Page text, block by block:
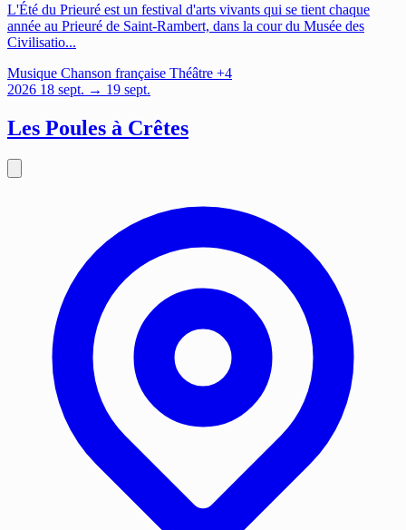
L'Été du Prieuré est un festival d'arts vivants qui se tient chaque
année au Prieuré de Saint-Rambert, dans la cour du Musée des
Civilisatio...
Musique Chanson française Théâtre +4
2026 18 sept. → 19 sept.
Les Poules à Crêtes